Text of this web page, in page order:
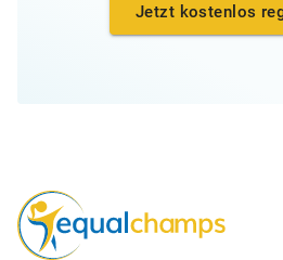
Jetzt kostenlos